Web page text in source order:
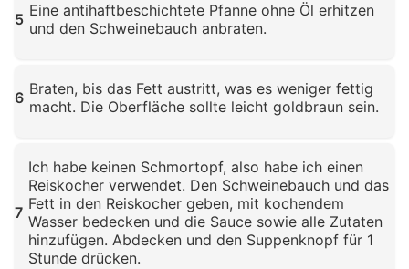
5 Eine antihaftbeschichtete Pfanne ohne Öl erhitzen
und den Schweinebauch anbraten.
6 Braten, bis das Fett austritt, was es weniger fettig
macht. Die Oberfläche sollte leicht goldbraun sein.
7
Ich habe keinen Schmortopf, also habe ich einen
Reiskocher verwendet. Den Schweinebauch und das
Fett in den Reiskocher geben, mit kochendem
Wasser bedecken und die Sauce sowie alle Zutaten
hinzufügen. Abdecken und den Suppenknopf für 1
Stunde drücken.